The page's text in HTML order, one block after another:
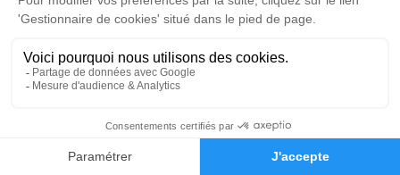
Faire-part Hommages
Je rends hommage
Cérémonie
Eglise Saint Victor Place de l'Eglise
38110 Saint Victor de Cessieu